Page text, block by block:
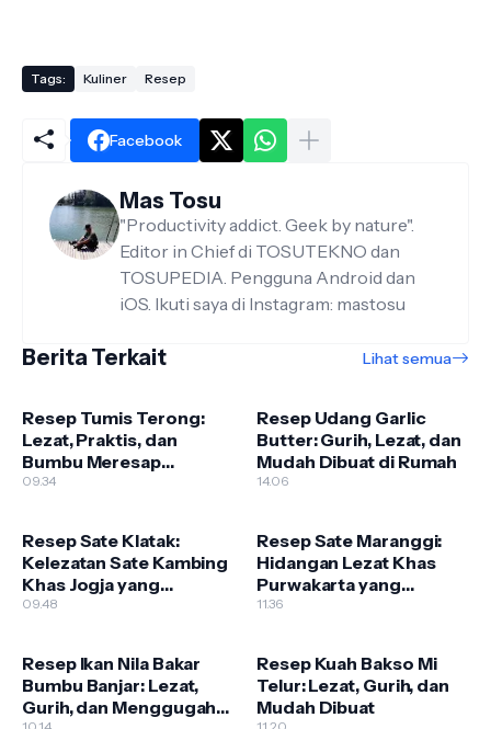
Tags: Kuliner Resep
Facebook
Mas Tosu
"Productivity addict. Geek by nature".
Editor in Chief di TOSUTEKNO dan
TOSUPEDIA. Pengguna Android dan
iOS. Ikuti saya di Instagram: mastosu
Berita Terkait Lihat semua
Resep Tumis Terong:
Lezat, Praktis, dan
Bumbu Meresap
Sempurna
09.34
Resep Udang Garlic
Butter: Gurih, Lezat, dan
Mudah Dibuat di Rumah
14.06
Resep Sate Klatak:
Kelezatan Sate Kambing
Khas Jogja yang
Menggugah Selera
09.48
Resep Sate Maranggi:
Hidangan Lezat Khas
Purwakarta yang
Menggugah Selera
11.36
Resep Ikan Nila Bakar
Bumbu Banjar: Lezat,
Gurih, dan Menggugah
Resep Kuah Bakso Mi
Telur: Lezat, Gurih, dan
Mudah Dibuat